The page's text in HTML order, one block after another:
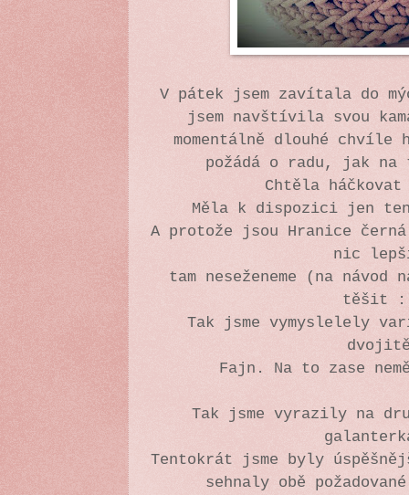
V pátek jsem zavítala do
jsem navštívila svou
momentálně dlouhé chvíle
požádá o radu, jak
Chtěla
Měla k dispozici jen
A protože jsou Hranice
nic
tam neseženeme (na návod
těšit
Tak jsme vymyslelely
Fajn. Na to zase
Tak jsme vyrazily na
Tentokrát jsme byly
sehnaly obě